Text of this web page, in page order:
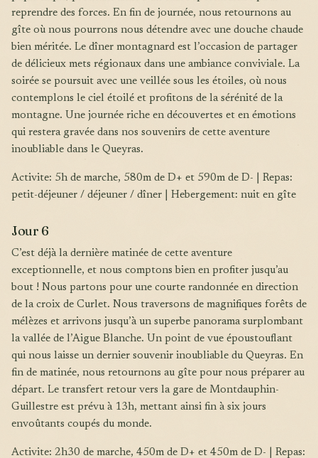
reprendre des forces. En fin de journée, nous retournons au
gîte où nous pourrons nous détendre avec une douche chaude
bien méritée. Le dîner montagnard est l’occasion de partager
de délicieux mets régionaux dans une ambiance conviviale. La
soirée se poursuit avec une veillée sous les étoiles, où nous
contemplons le ciel étoilé et profitons de la sérénité de la
montagne. Une journée riche en découvertes et en émotions
qui restera gravée dans nos souvenirs de cette aventure
inoubliable dans le Queyras.
Activite: 5h de marche, 580m de D+ et 590m de D- | Repas:
petit-déjeuner / déjeuner / dîner | Hebergement: nuit en gîte
Jour 6
C’est déjà la dernière matinée de cette aventure
exceptionnelle, et nous comptons bien en profiter jusqu’au
bout ! Nous partons pour une courte randonnée en direction
de la croix de Curlet. Nous traversons de magnifiques forêts de
mélèzes et arrivons jusqu’à un superbe panorama surplombant
la vallée de l’Aigue Blanche. Un point de vue époustouflant
qui nous laisse un dernier souvenir inoubliable du Queyras. En
fin de matinée, nous retournons au gîte pour nous préparer au
départ. Le transfert retour vers la gare de Montdauphin-
Guillestre est prévu à 13h, mettant ainsi fin à six jours
envoûtants coupés du monde.
Activite: 2h30 de marche, 450m de D+ et 450m de D- | Repas: